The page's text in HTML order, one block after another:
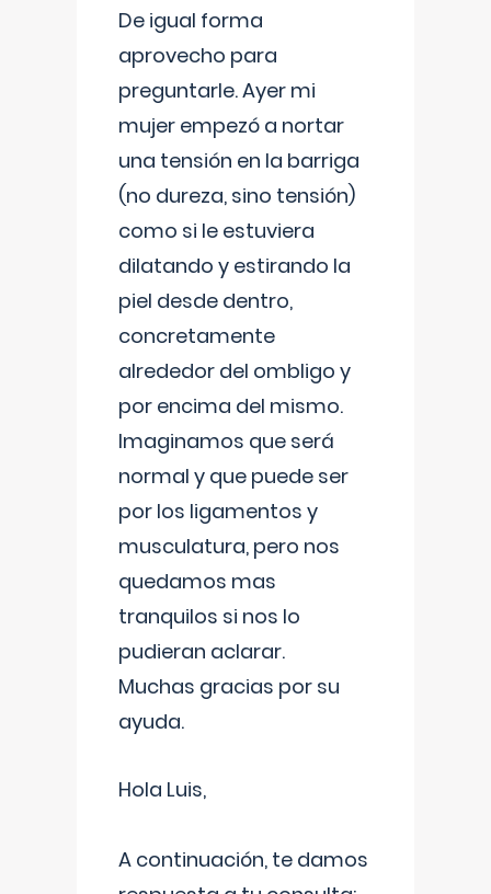
De igual forma
aprovecho para
preguntarle. Ayer mi
mujer empezó a nortar
una tensión en la barriga
(no dureza, sino tensión)
como si le estuviera
dilatando y estirando la
piel desde dentro,
concretamente
alrededor del ombligo y
por encima del mismo.
Imaginamos que será
normal y que puede ser
por los ligamentos y
musculatura, pero nos
quedamos mas
tranquilos si nos lo
pudieran aclarar.
Muchas gracias por su
ayuda.
Hola Luis,
A continuación, te damos